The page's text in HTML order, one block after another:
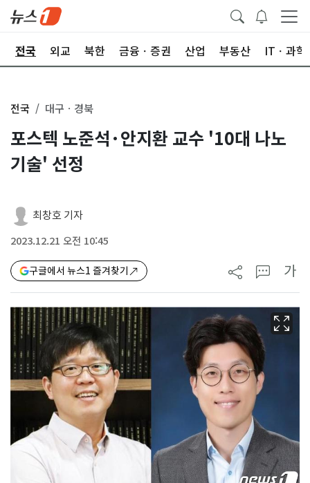
전국 외교 북한 금융ㆍ증권 산업 부동산 ITㆍ과학
전국 대구ㆍ경북
포스텍 노준석·안지환 교수 '10대 나노
기술' 선정
최창호 기자
2023.12.21 오전 10:45
구글에서 뉴스1 즐겨찾기 가